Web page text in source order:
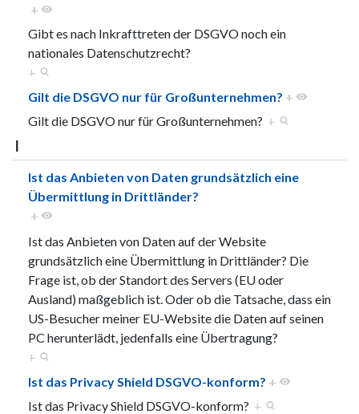
+
Gibt es nach Inkrafttreten der DSGVO noch ein
nationales Datenschutzrecht?
+
Gilt die DSGVO nur für Großunternehmen? +
Gilt die DSGVO nur für Großunternehmen? +
I
Ist das Anbieten von Daten grundsätzlich eine
Übermittlung in Drittländer?
+
Ist das Anbieten von Daten auf der Website
grundsätzlich eine Übermittlung in Drittländer? Die
Frage ist, ob der Standort des Servers (EU oder
Ausland) maßgeblich ist. Oder ob die Tatsache, dass ein
US-Besucher meiner EU-Website die Daten auf seinen
PC herunterlädt, jedenfalls eine Übertragung?
+
Ist das Privacy Shield DSGVO-konform? +
Ist das Privacy Shield DSGVO-konform? +